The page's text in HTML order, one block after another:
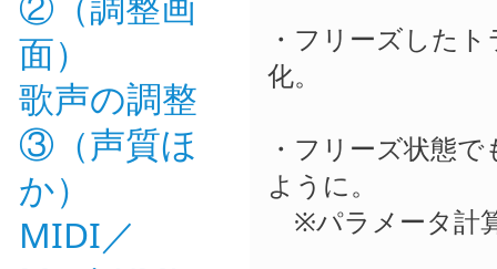
面）
歌声の調整
③（声質ほ
か）
MIDI／
・フリーズした
化。
・フリーズ状態
ように。
※パラメータ計